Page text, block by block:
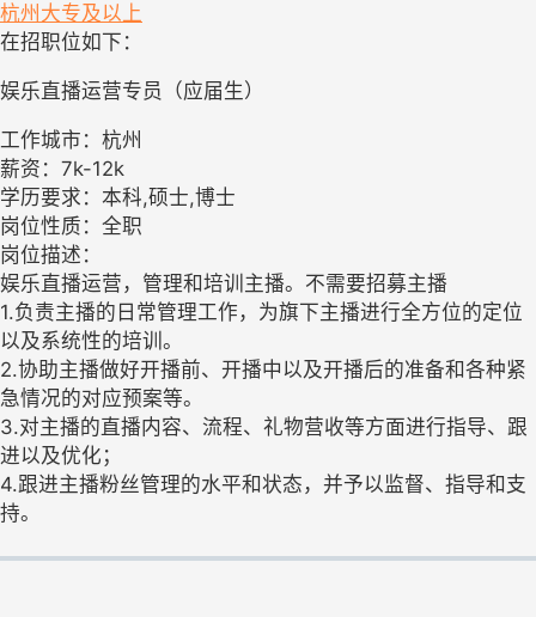
杭州 大专及以上
在招职位如下：
娱乐直播运营专员（应届生）
工作城市：杭州
薪资：7k-12k
学历要求：本科,硕士,博士
岗位性质：全职
岗位描述：
娱乐直播运营，管理和培训主播。不需要招募主播
1.负责主播的日常管理工作，为旗下主播进行全方位的定位
以及系统性的培训。
2.协助主播做好开播前、开播中以及开播后的准备和各种紧
急情况的对应预案等。
3.对主播的直播内容、流程、礼物营收等方面进行指导、跟
进以及优化；
4.跟进主播粉丝管理的水平和状态，并予以监督、指导和支
持。